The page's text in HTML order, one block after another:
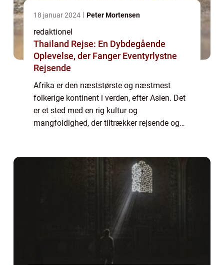
18 januar 2024 Peter Mortensen
redaktionel
Thailand Rejse: En Dybdegående
Oplevelse, der Fanger Eventyrlystne
Rejsende
Afrika er den næststørste og næstmest
folkerige kontinent i verden, efter Asien. Det
er et sted med en rig kultur og
mangfoldighed, der tiltrækker rejsende og